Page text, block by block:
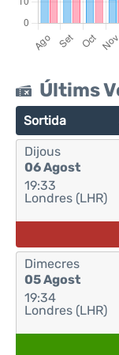
Últims
Sortida
Dijous
06 Agost
19:33
Londres (LHR)
Dimecres
05 Agost
19:34
Londres (LHR)